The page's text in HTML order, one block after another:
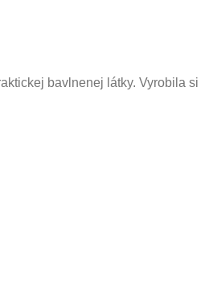
bavlnenej látky. Vyrobila si